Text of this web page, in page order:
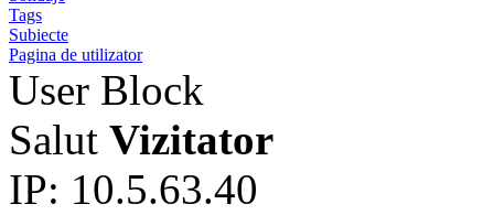
Tags
Subiecte
Pagina de utilizator
User Block
Salut Vizitator
IP: 10.5.63.40